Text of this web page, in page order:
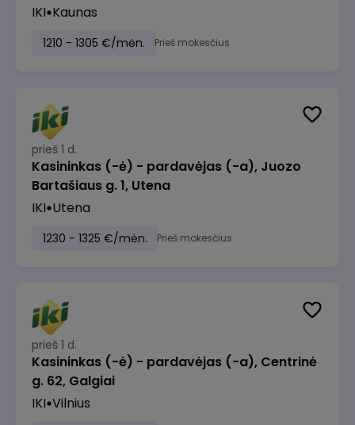
IKI Kaunas
1210 - 1305 €/mėn. Prieš mokesčius
prieš 1 d.
Kasininkas (-ė) - pardavėjas (-a), Juozo
Bartašiaus g. 1, Utena
IKI Utena
1230 - 1325 €/mėn. Prieš mokesčius
prieš 1 d.
Kasininkas (-ė) - pardavėjas (-a), Centrinė
g. 62, Galgiai
IKI Vilnius